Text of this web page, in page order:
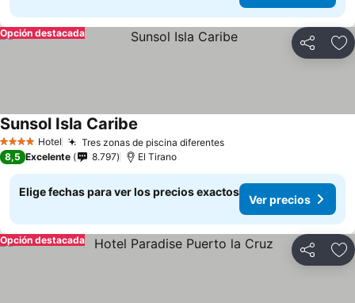
Compartir
Opción destacada
4 EstrellasHotel Tres zonas de piscina diferentes
Sunsol Isla Caribe
8,5 Excelente 8.797 El Tirano
Elige fechas para ver los precios exactos
Ver precios
Compartir
Opción destacada